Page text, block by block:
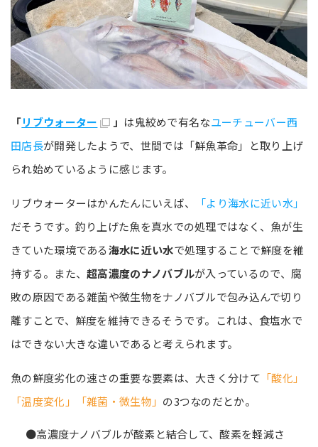
「リブウォーター 」 は鬼絞めで有名なユーチューバー西
田店長が開発したようで、世間では「鮮魚革命」と取り上げ
られ始めているように感じます。
リブウォーターはかんたんにいえば、
「より海水に近い水」
だそうです。釣り上げた魚を真水での処理ではなく、魚が生
きていた環境である海水に近い水で処理することで鮮度を維
持する。また、超高濃度のナノバブルが入っているので、腐
敗の原因である雑菌や微生物をナノバブルで包み込んで切り
離すことで、鮮度を維持できるそうです。これは、食塩水で
はできない大きな違いであると考えられます。
魚の鮮度劣化の速さの重要な要素は、大きく分けて 「酸化」
「温度変化」「雑菌・微生物」 の3つなのだとか。
●高濃度ナノバブルが酸素と結合して、酸素を軽減さ